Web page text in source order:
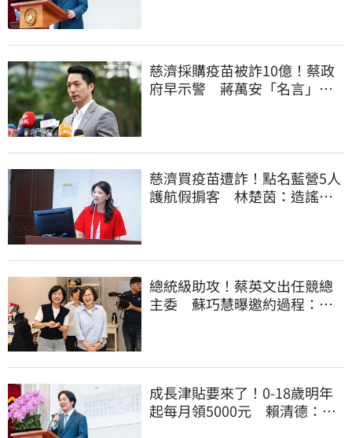
慈濟採購疫苗被詐10億！蔡政
府早示警 蔣萬安「名言」翻
慈濟買疫苗遭詐！點名藍營5人
護航假掮客 林楚茵：造謠政
總統級助攻！蔡英文出任競總
主委 蘇巧慧曝邀約過程：她
成長津貼要來了！0-18歲明年
起每月領5000元 賴清德：此